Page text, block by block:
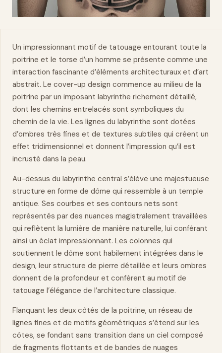
Un impressionnant motif de tatouage entourant toute la
poitrine et le torse d’un homme se présente comme une
interaction fascinante d’éléments architecturaux et d’art
abstrait. Le cover-up design commence au milieu de la
poitrine par un imposant labyrinthe richement détaillé,
dont les chemins entrelacés sont symboliques du
chemin de la vie. Les lignes du labyrinthe sont dotées
d’ombres très fines et de textures subtiles qui créent un
effet tridimensionnel et donnent l’impression qu’il est
incrusté dans la peau.
Au-dessus du labyrinthe central s’élève une majestueuse
structure en forme de dôme qui ressemble à un temple
antique. Ses courbes et ses contours nets sont
représentés par des nuances magistralement travaillées
qui reflètent la lumière de manière naturelle, lui conférant
ainsi un éclat impressionnant. Les colonnes qui
soutiennent le dôme sont habilement intégrées dans le
design, leur structure de pierre détaillée et leurs ombres
donnent de la profondeur et confèrent au motif de
tatouage l’élégance de l’architecture classique.
Flanquant les deux côtés de la poitrine, un réseau de
lignes fines et de motifs géométriques s’étend sur les
côtes, se fondant sans transition dans un ciel composé
de fragments flottants et de bandes de nuages